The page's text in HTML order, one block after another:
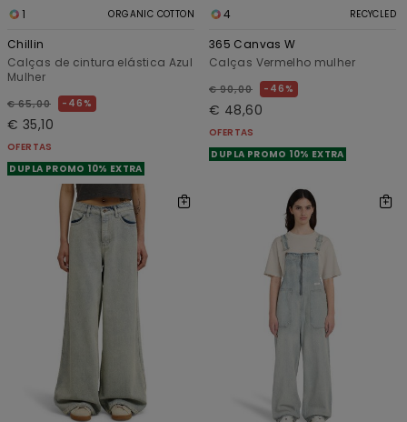
1 ORGANIC COTTON
Chillin
Calças de cintura elástica Azul
Mulher
€ 65,00 46%
€ 35,10
OFERTAS
DUPLA PROMO 10% EXTRA
4 RECYCLED
365 Canvas W
Calças Vermelho mulher
€ 90,00 46%
€ 48,60
OFERTAS
DUPLA PROMO 10% EXTRA